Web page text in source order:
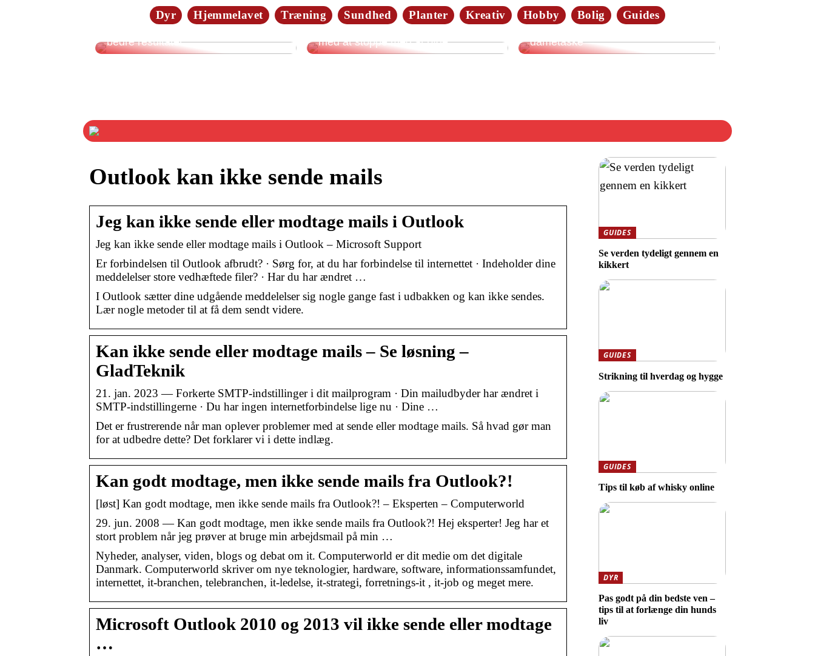
Dyr Hjemmelavet Træning Sundhed Planter Kreativ Hobby Bolig Guides
bedre resultater
med at stoppe med at ryge
Damerne elsker tasker i læder:
dametaske
Outlook kan ikke sende mails
Jeg kan ikke sende eller modtage mails i Outlook
Jeg kan ikke sende eller modtage mails i Outlook – Microsoft Support
Er forbindelsen til Outlook afbrudt? · Sørg for, at du har forbindelse til internettet · Indeholder dine
meddelelser store vedhæftede filer? · Har du har ændret …
I Outlook sætter dine udgående meddelelser sig nogle gange fast i udbakken og kan ikke sendes.
Lær nogle metoder til at få dem sendt videre.
Kan ikke sende eller modtage mails – Se løsning –
GladTeknik
21. jan. 2023 — Forkerte SMTP-indstillinger i dit mailprogram · Din mailudbyder har ændret i
SMTP-indstillingerne · Du har ingen internetforbindelse lige nu · Dine …
Det er frustrerende når man oplever problemer med at sende eller modtage mails. Så hvad gør man
for at udbedre dette? Det forklarer vi i dette indlæg.
Kan godt modtage, men ikke sende mails fra Outlook?!
[løst] Kan godt modtage, men ikke sende mails fra Outlook?! – Eksperten – Computerworld
29. jun. 2008 — Kan godt modtage, men ikke sende mails fra Outlook?! Hej eksperter! Jeg har et
stort problem når jeg prøver at bruge min arbejdsmail på min …
Nyheder, analyser, viden, blogs og debat om it. Computerworld er dit medie om det digitale
Danmark. Computerworld skriver om nye teknologier, hardware, software, informationssamfundet,
internettet, it-branchen, telebranchen, it-ledelse, it-strategi, forretnings-it , it-job og meget mere.
Microsoft Outlook 2010 og 2013 vil ikke sende eller modtage
…
GUIDES
Se verden tydeligt gennem en
kikkert
GUIDES
Strikning til hverdag og hygge
GUIDES
Tips til køb af whisky online
DYR
Pas godt på din bedste ven –
tips til at forlænge din hunds
liv